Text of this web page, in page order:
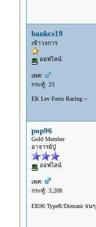
bankcs19
เข้าวงการ
ออฟไลน์
เพศ:
กระทู้: 23
EK Lev Ferio Racing ~
pop96
Gold Member
อาจารย์ปู่
ออฟไลน์
เพศ:
กระทู้: 3,208
EK96 TypeR/Domani จนๆ